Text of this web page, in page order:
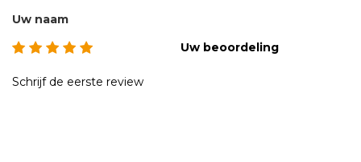
Uw naam
Uw beoordeling
Schrijf de eerste review